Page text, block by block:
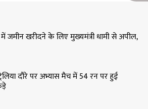
जमीन खरीदने के लिए मुख्यमंत्री धामी से अपील,
दौरे पर अभ्यास मैच में 54 रन पर हुई